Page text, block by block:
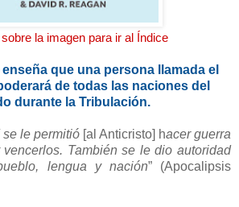
la imagen para ir al Índice
que una persona llamada el
de todas las naciones del
durante la Tribulación.
se le permitió [al Anticristo] hacer guerra
También se le dio autoridad
lengua y nación” (Apocalipsis